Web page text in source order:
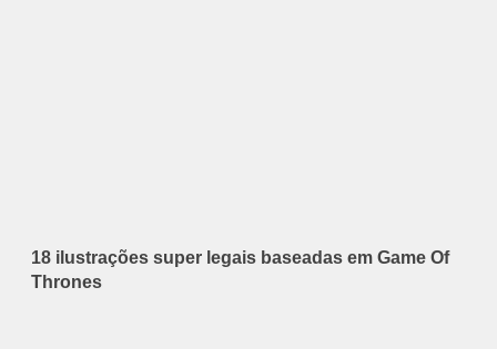
18 ilustrações super legais baseadas em Game Of
Thrones